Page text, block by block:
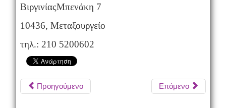
ΒιργινίαςΜπενάκη 7
10436, Μεταξουργείο
τηλ.: 210 5200602
Προηγούμενο Επόμενο